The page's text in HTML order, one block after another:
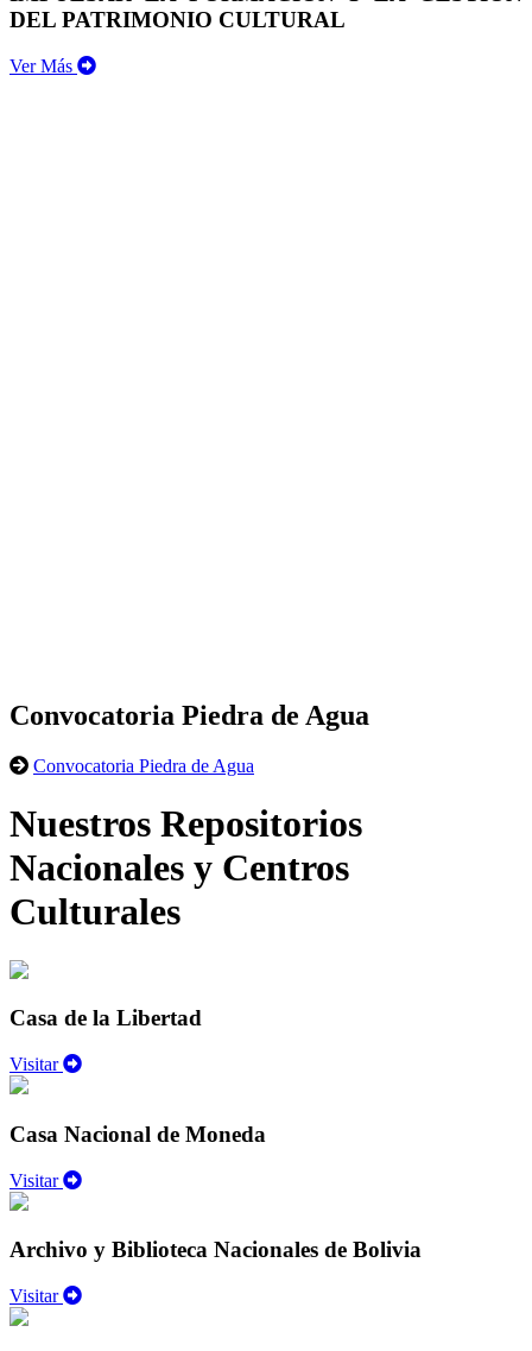
DEL PATRIMONIO CULTURAL
Ver Más
Convocatoria Piedra de Agua
Convocatoria Piedra de Agua
Nuestros Repositorios
Nacionales y Centros
Culturales
Casa de la Libertad
Visitar
Casa Nacional de Moneda
Visitar
Archivo y Biblioteca Nacionales de Bolivia
Visitar